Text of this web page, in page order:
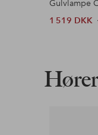
Gulvlampe
1 519 DKK